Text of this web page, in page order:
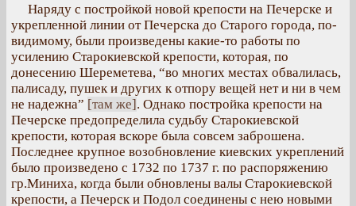
Наряду с постройкой новой крепости на Печерске и
укрепленной линии от Печерска до Старого города, по-
видимому, были произведены какие-то работы по
усилению Старокиевской крепости, которая, по
донесению Шереметева, “во многих местах обвалилась,
палисаду, пушек и других к отпору вещей нет и ни в чем
не надежна” [там же]. Однако постройка крепости на
Печерске предопределила судьбу Старокиевской
крепости, которая вскоре была совсем заброшена.
Последнее крупное возобновление киевских укреплений
было произведено с 1732 по 1737 г. по распоряжению
гр.Миниха, когда были обновлены валы Старокиевской
крепости, а Печерск и Подол соединены с нею новыми